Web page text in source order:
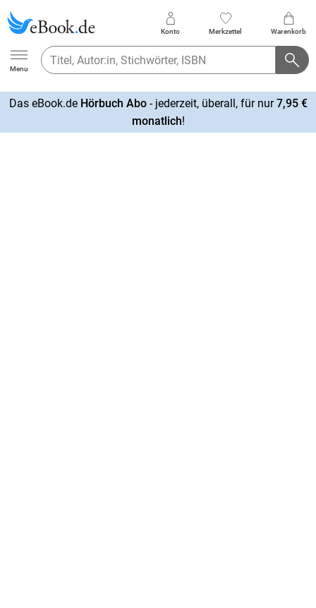
Ebook.de
Menu
Konto Merkzettel Warenkorb
Das eBook.de Hörbuch Abo- jederzeit, überall, für nur7,95 €
monatlich!